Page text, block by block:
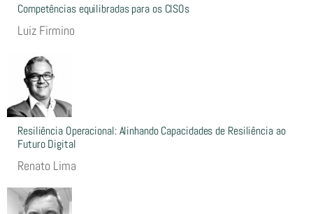
Competências equilibradas para os CISOs
Luiz Firmino
Resiliência Operacional: Alinhando Capacidades de Resiliência ao
Futuro Digital
Renato Lima